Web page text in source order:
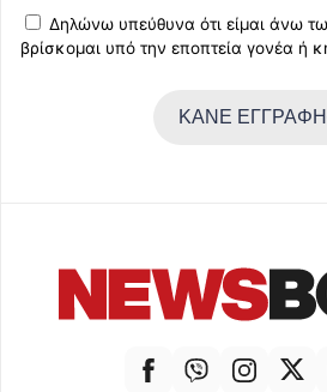
Δηλώνω υπεύθυνα ότι είμαι άνω
βρίσκομαι υπό την εποπτεία γονέα ή
ΚΑΝΕ ΕΓΓΡΑΦΗ